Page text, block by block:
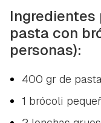
Ingredientes
pasta con
personas):
400 gr de
1 brócoli